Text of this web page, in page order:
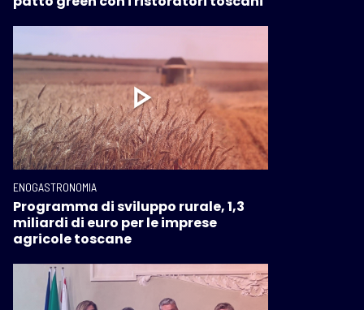
ENOGASTRONOMIA
Programma di sviluppo rurale, 1,3
miliardi di euro per le imprese
agricole toscane